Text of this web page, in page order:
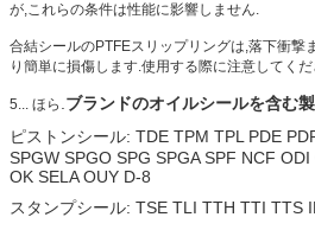
が,これらの条件は性能に影響しません.
合結シールのPTFEスリップリングは,落下衝撃
り簡単に損傷します.使用する際に注意してく
5... ほら .ブランドのオイルシールを含む
ピストンシール: TDE TPM TPL PDE
SPGW SPGO SPG SPGA SPF NCF
OK SELA OUY D-8
スタンプシール: TSE TLI TTH TTI TTS